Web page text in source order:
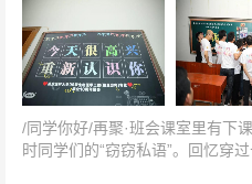
/同学你好/再聚·班会课室里有下
时同学们的“窃窃私语”。回忆穿